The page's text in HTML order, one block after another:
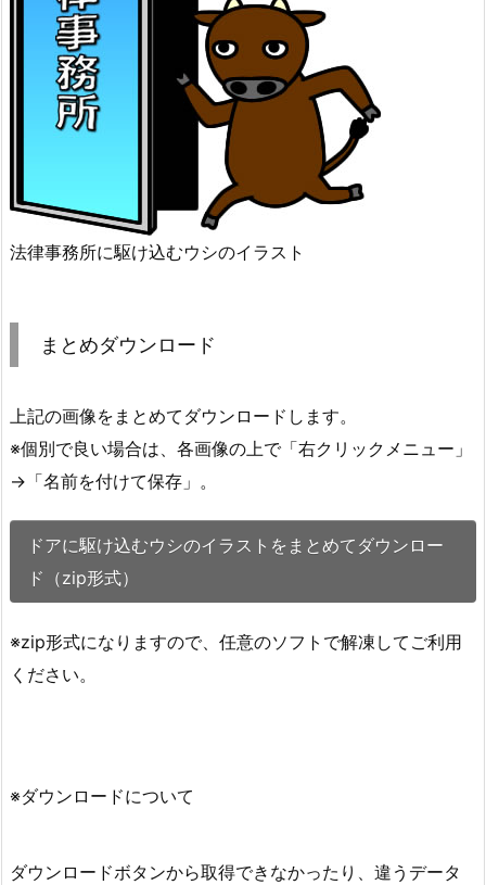
法律事務所に駆け込むウシのイラスト
まとめダウンロード
上記の画像をまとめてダウンロードします。
※個別で良い場合は、各画像の上で「右クリックメニュー」
→「名前を付けて保存」。
ドアに駆け込むウシのイラストをまとめてダウンロー
ド（zip形式）
※zip形式になりますので、任意のソフトで解凍してご利用
ください。
※ダウンロードについて
ダウンロードボタンから取得できなかったり、違うデータ